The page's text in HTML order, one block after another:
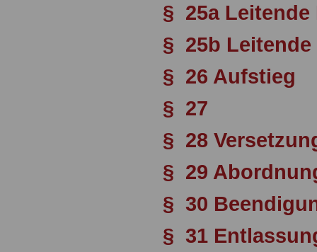
§ 25a
§ 25b
§ 26 Aufstieg
§ 27
§ 28
§ 29
§ 30
§ 31